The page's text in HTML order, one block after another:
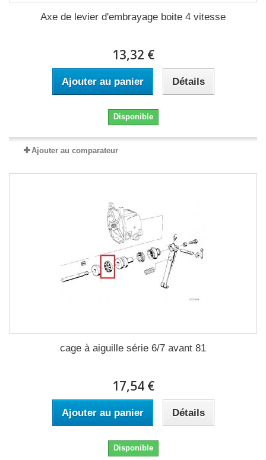
Axe de levier d'embrayage boite 4 vitesse
13,32 €
Ajouter au panier Détails
Disponible
Ajouter au comparateur
cage à aiguille série 6/7 avant 81
17,54 €
Ajouter au panier Détails
Disponible